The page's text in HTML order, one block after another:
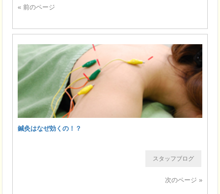
« 前のページ
鍼灸はなぜ効くの！？
スタッフブログ
次のページ »